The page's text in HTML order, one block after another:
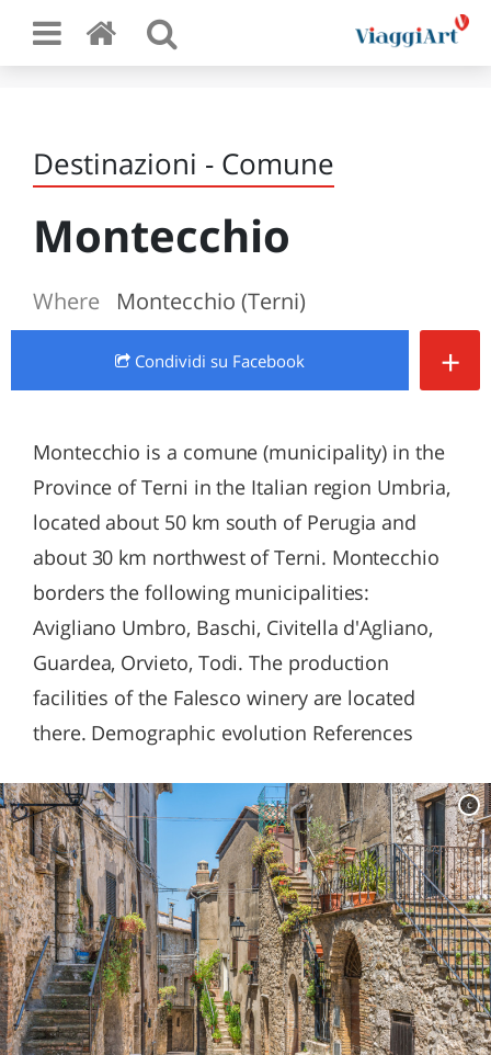
Destinazioni - Comune
Montecchio
Where Montecchio (Terni)
Condividi su Facebook +
Montecchio is a comune (municipality) in the
Province of Terni in the Italian region Umbria,
located about 50 km south of Perugia and
about 30 km northwest of Terni. Montecchio
borders the following municipalities:
Avigliano Umbro, Baschi, Civitella d'Agliano,
Guardea, Orvieto, Todi. The production
facilities of the Falesco winery are located
there. Demographic evolution References
c